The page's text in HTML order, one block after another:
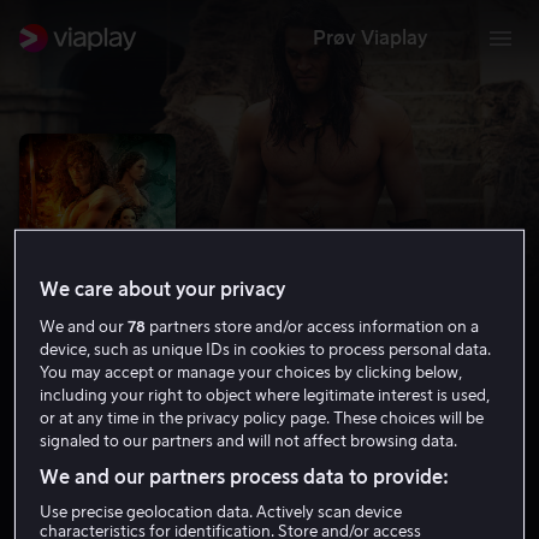
Prøv Viaplay
Conan the Barbarian
5.2 Action Adventure 2011 1 t 47 min
We care about your privacy
We and our78 partners store and/or access information on a
device, such as unique IDs in cookies to process personal data.
You may accept or manage your choices by clicking below,
including your right to object where legitimate interest is used,
or at any time in the privacy policy page. These choices will be
signaled to our partners and will not affect browsing data.
We and our partners process data to provide:
Use precise geolocation data. Actively scan device
characteristics for identification. Store and/or access